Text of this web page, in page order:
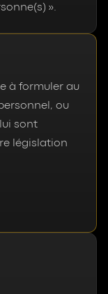
».
à formuler au
ou
sont
législation